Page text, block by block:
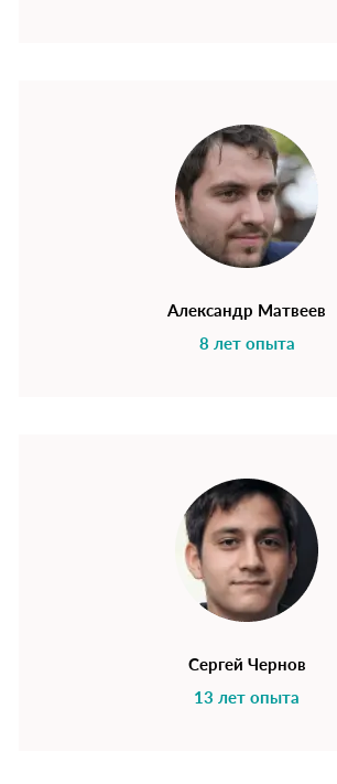
Александр Матвеев
8 лет опыта
Сергей Чернов
13 лет опыта